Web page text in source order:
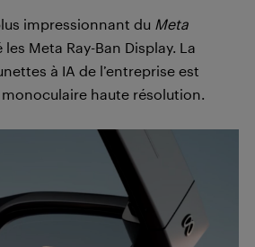
impressionnant du Meta
Meta Ray-Ban Display. La
à IA de l’entreprise est
monoculaire haute résolution.